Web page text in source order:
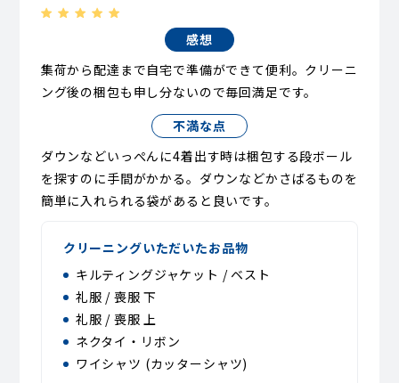
感想
集荷から配達まで自宅で準備ができて便利。クリーニ
ング後の梱包も申し分ないので毎回満足です。
不満な点
ダウンなどいっぺんに4着出す時は梱包する段ボール
を探すのに手間がかかる。ダウンなどかさばるものを
簡単に入れられる袋があると良いです。
クリーニングいただいたお品物
キルティングジャケット / ベスト
礼服 / 喪服 下
礼服 / 喪服 上
ネクタイ・リボン
ワイシャツ (カッターシャツ)